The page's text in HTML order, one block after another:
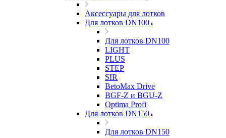
Аксессуары для лотков
Для лотков DN100
Для лотков DN100
LIGHT
PLUS
STEP
SIR
BetoMax Drive
BGF-Z и BGU-Z
Optima Profi
Для лотков DN150
Для лотков DN150